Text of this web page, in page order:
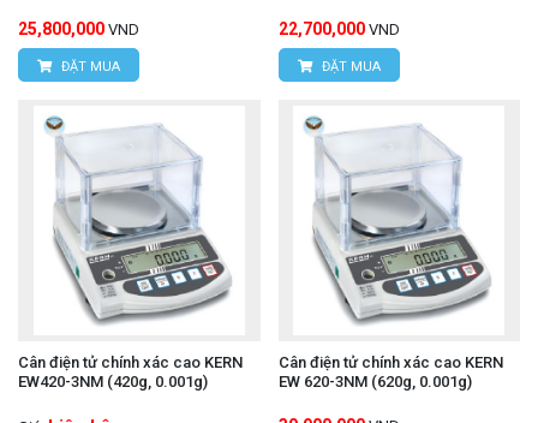
25,800,000 VND
ĐẶT MUA
22,700,000 VND
ĐẶT MUA
Cân điện tử chính xác cao KERN
EW420-3NM (420g, 0.001g)
Cân điện tử chính xác cao KERN
EW 620-3NM (620g, 0.001g)